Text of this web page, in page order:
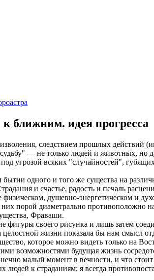
ближним. идея прогресса
изволения, следствием прошлых
— не только людей и животных, но
угрозой всяких "случайностей",
бытии одного и того же существа на
и счастье, радость и печаль
душевно-энергетическом и
порой диаметрально противоположно
Фраваши.
фигуры своего рисунка и лишь затем
целостной жизни показала бы нам смысл
которое можно видеть только на
возможностями будущая жизнь
малый момент в вечности, и что
к страданиям; я всегда